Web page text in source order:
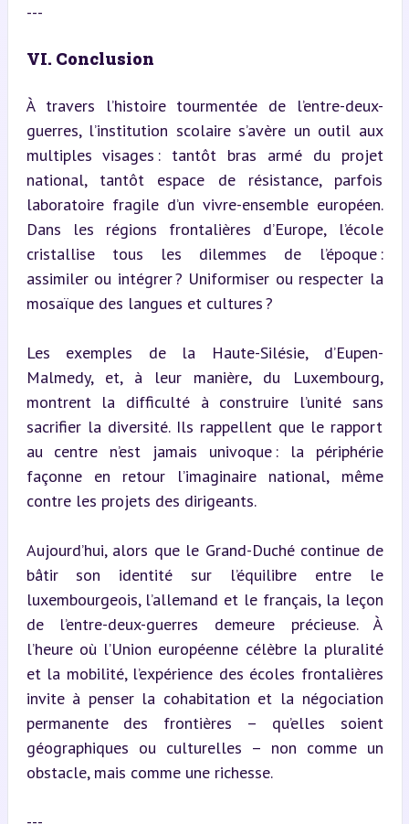
---
VI. Conclusion
À travers l’histoire tourmentée de l’entre-deux-
guerres, l’institution scolaire s’avère un outil aux
multiples visages : tantôt bras armé du projet
national, tantôt espace de résistance, parfois
laboratoire fragile d’un vivre-ensemble européen.
Dans les régions frontalières d’Europe, l’école
cristallise tous les dilemmes de l’époque :
assimiler ou intégrer ? Uniformiser ou respecter la
mosaïque des langues et cultures ?
Les exemples de la Haute-Silésie, d’Eupen-
Malmedy, et, à leur manière, du Luxembourg,
montrent la difficulté à construire l’unité sans
sacrifier la diversité. Ils rappellent que le rapport
au centre n’est jamais univoque : la périphérie
façonne en retour l’imaginaire national, même
contre les projets des dirigeants.
Aujourd’hui, alors que le Grand-Duché continue de
bâtir son identité sur l’équilibre entre le
luxembourgeois, l’allemand et le français, la leçon
de l’entre-deux-guerres demeure précieuse. À
l’heure où l’Union européenne célèbre la pluralité
et la mobilité, l’expérience des écoles frontalières
invite à penser la cohabitation et la négociation
permanente des frontières – qu’elles soient
géographiques ou culturelles – non comme un
obstacle, mais comme une richesse.